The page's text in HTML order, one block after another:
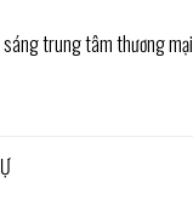
trung tâm thương